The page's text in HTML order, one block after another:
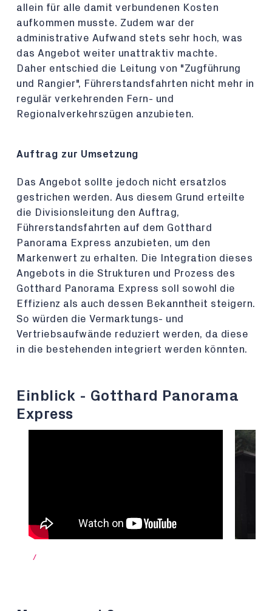
allein für alle damit verbundenen Kosten
aufkommen musste. Zudem war der
administrative Aufwand stets sehr hoch, was
das Angebot weiter unattraktiv machte.
Daher entschied die Leitung von "Zugführung
und Rangier", Führerstandsfahrten nicht mehr in
regulär verkehrenden Fern- und
Regionalverkehrszügen anzubieten.
Auftrag zur Umsetzung
Das Angebot sollte jedoch nicht ersatzlos
gestrichen werden. Aus diesem Grund erteilte
die Divisionsleitung den Auftrag,
Führerstandsfahrten auf dem Gotthard
Panorama Express anzubieten, um den
Markenwert zu erhalten. Die Integration dieses
Angebots in die Strukturen und Prozess des
Gotthard Panorama Express soll sowohl die
Effizienz als auch dessen Bekanntheit steigern.
So würden die Vermarktungs- und
Vertriebsaufwände reduziert werden, da diese
in die bestehenden integriert werden könnten.
Einblick - Gotthard Panorama
Express
/